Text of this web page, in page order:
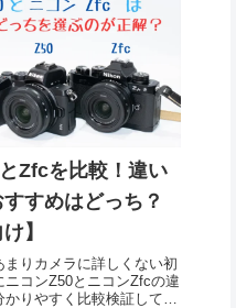
Zfcを比較！違い
すめはどっち？
】
まりカメラに詳しくない初
ニコンZ50とニコンZfcの違
りやすく比較検証してい